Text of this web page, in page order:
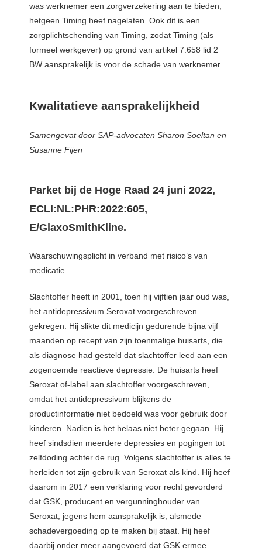
was werknemer een zorgverzekering aan te bieden,
hetgeen Timing heef nagelaten. Ook dit is een
zorgplichtschending van Timing, zodat Timing (als
formeel werkgever) op grond van artikel 7:658 lid 2
BW aansprakelijk is voor de schade van werknemer.
Kwalitatieve aansprakelijkheid
Samengevat door SAP-advocaten Sharon Soeltan en
Susanne Fijen
Parket bij de Hoge Raad 24 juni 2022,
ECLI:NL:PHR:2022:605,
E/GlaxoSmithKline.
Waarschuwingsplicht in verband met risico’s van
medicatie
Slachtoffer heeft in 2001, toen hij vijftien jaar oud was,
het antidepressivum Seroxat voorgeschreven
gekregen. Hij slikte dit medicijn gedurende bijna vijf
maanden op recept van zijn toenmalige huisarts, die
als diagnose had gesteld dat slachtoffer leed aan een
zogenoemde reactieve depressie. De huisarts heef
Seroxat of-label aan slachtoffer voorgeschreven,
omdat het antidepressivum blijkens de
productinformatie niet bedoeld was voor gebruik door
kinderen. Nadien is het helaas niet beter gegaan. Hij
heef sindsdien meerdere depressies en pogingen tot
zelfdoding achter de rug. Volgens slachtoffer is alles te
herleiden tot zijn gebruik van Seroxat als kind. Hij heef
daarom in 2017 een verklaring voor recht gevorderd
dat GSK, producent en vergunninghouder van
Seroxat, jegens hem aansprakelijk is, alsmede
schadevergoeding op te maken bij staat. Hij heef
daarbij onder meer aangevoerd dat GSK ermee